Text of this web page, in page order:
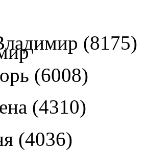
(8175)
(6008)
(4310)
(4036)